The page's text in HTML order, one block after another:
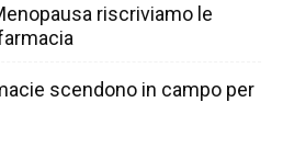
riscriviamo le
scendono in campo per